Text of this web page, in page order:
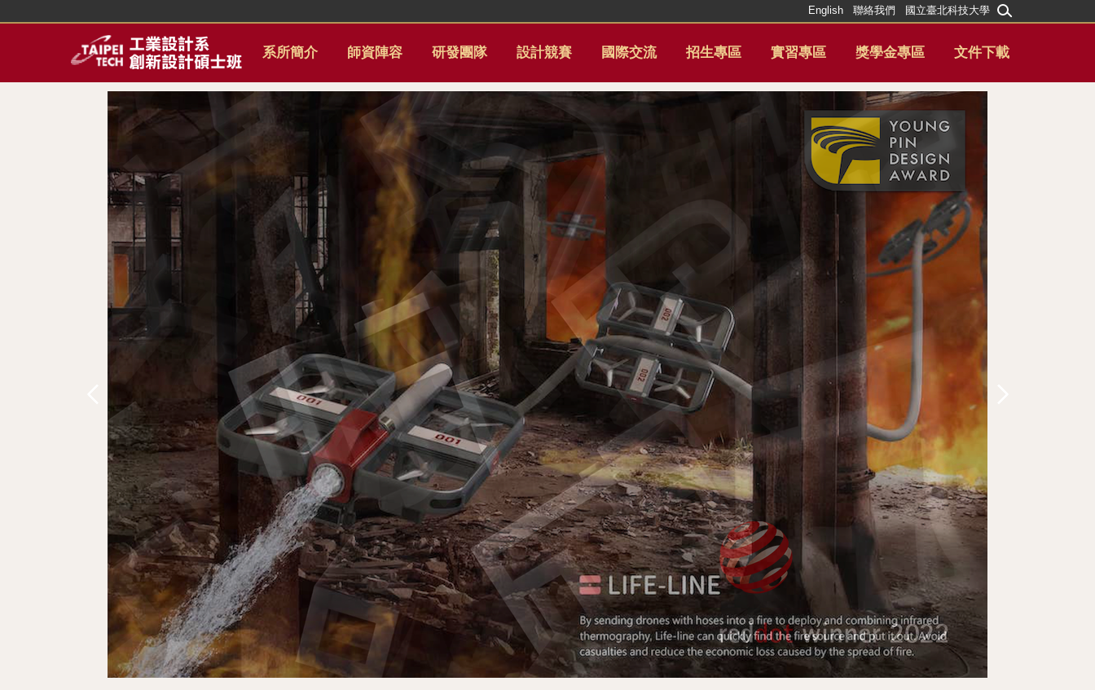
內
系所簡介 師資陣容 研發團隊 設計競賽 國際交流 招生專區 實習專區 獎學金專區 文件下載
English 聯絡我們 國立臺北科技大學